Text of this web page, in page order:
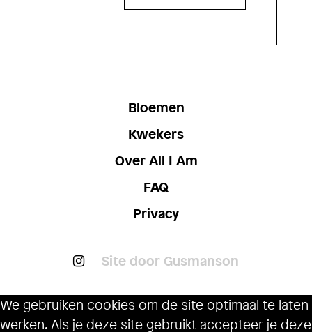
Bloemen
Kwekers
Over All I Am
FAQ
Privacy
Site door Gusmanson
We gebruiken cookies om de site optimaal te laten
werken. Als je deze site gebruikt accepteer je deze